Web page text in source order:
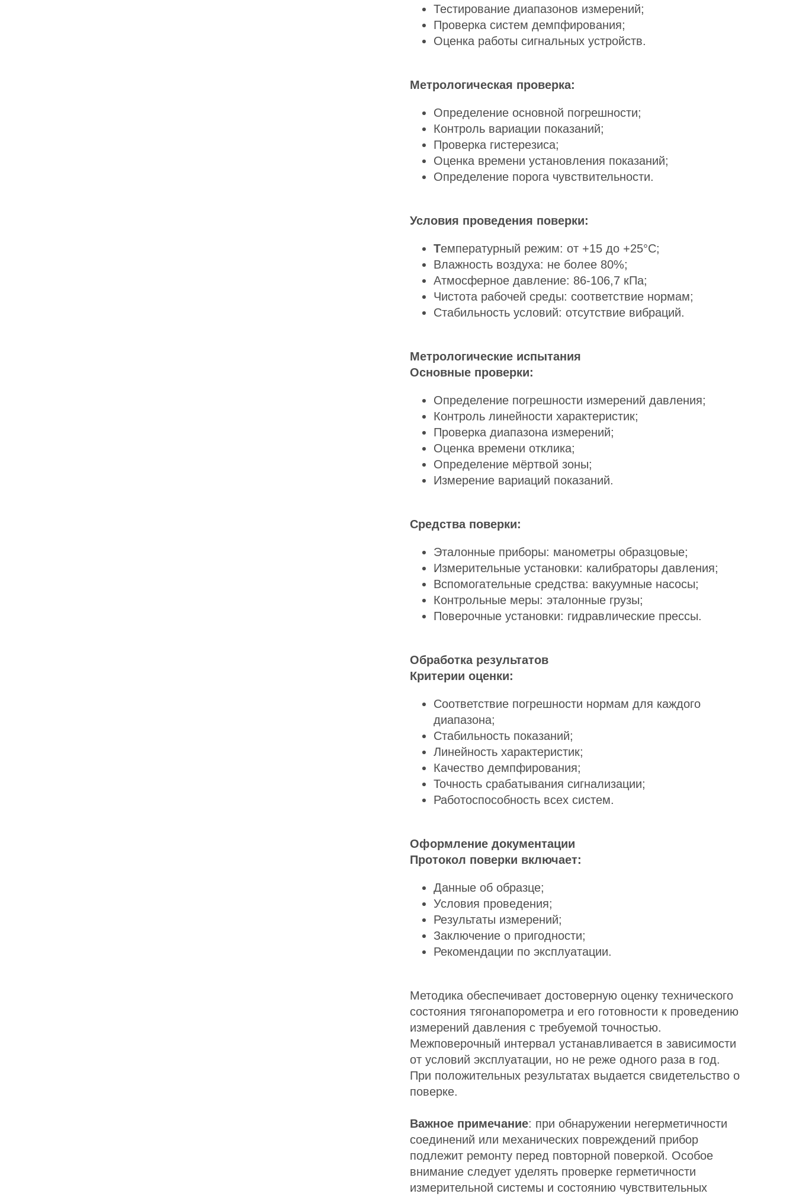
Тестирование диапазонов измерений;
Проверка систем демпфирования;
Оценка работы сигнальных устройств.
Метрологическая проверка:
Определение основной погрешности;
Контроль вариации показаний;
Проверка гистерезиса;
Оценка времени установления показаний;
Определение порога чувствительности.
Условия проведения поверки:
Температурный режим: от +15 до +25°C;
Влажность воздуха: не более 80%;
Атмосферное давление: 86-106,7 кПа;
Чистота рабочей среды: соответствие нормам;
Стабильность условий: отсутствие вибраций.
Метрологические испытания
Основные проверки:
Определение погрешности измерений давления;
Контроль линейности характеристик;
Проверка диапазона измерений;
Оценка времени отклика;
Определение мёртвой зоны;
Измерение вариаций показаний.
Средства поверки:
Эталонные приборы: манометры образцовые;
Измерительные установки: калибраторы давления;
Вспомогательные средства: вакуумные насосы;
Контрольные меры: эталонные грузы;
Поверочные установки: гидравлические прессы.
Обработка результатов
Критерии оценки:
Соответствие погрешности нормам для каждого
диапазона;
Стабильность показаний;
Линейность характеристик;
Качество демпфирования;
Точность срабатывания сигнализации;
Работоспособность всех систем.
Оформление документации
Протокол поверки включает:
Данные об образце;
Условия проведения;
Результаты измерений;
Заключение о пригодности;
Рекомендации по эксплуатации.
Методика обеспечивает достоверную оценку технического
состояния тягонапорометра и его готовности к проведению
измерений давления с требуемой точностью.
Межповерочный интервал устанавливается в зависимости
от условий эксплуатации, но не реже одного раза в год.
При положительных результатах выдается свидетельство о
поверке.
Важное примечание: при обнаружении негерметичности
соединений или механических повреждений прибор
подлежит ремонту перед повторной поверкой. Особое
внимание следует уделять проверке герметичности
измерительной системы и состоянию чувствительных